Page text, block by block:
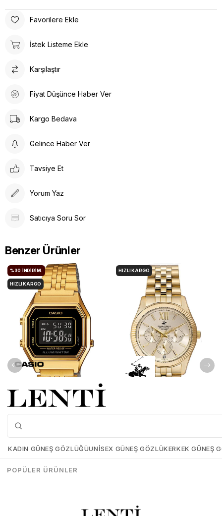
Favorilere Ekle
İstek Listeme Ekle
Karşılaştır
Fiyat Düşünce Haber Ver
Kargo Bedava
Gelince Haber Ver
Tavsiye Et
Yorum Yaz
Satıcıya Soru Sor
Benzer Ürünler
Casio-LA680WGA-1BDF
₺3.737,30
₺5.339,00
%30 İNDIRIM.
HIZLI KARGO
BP3082C-110
HIZLI KARGO
KADIN GÜNEŞ GÖZLÜĞÜUNISEX GÜNEŞ GÖZLÜKERKEK GÜNEŞ
POPÜLER ÜRÜNLER